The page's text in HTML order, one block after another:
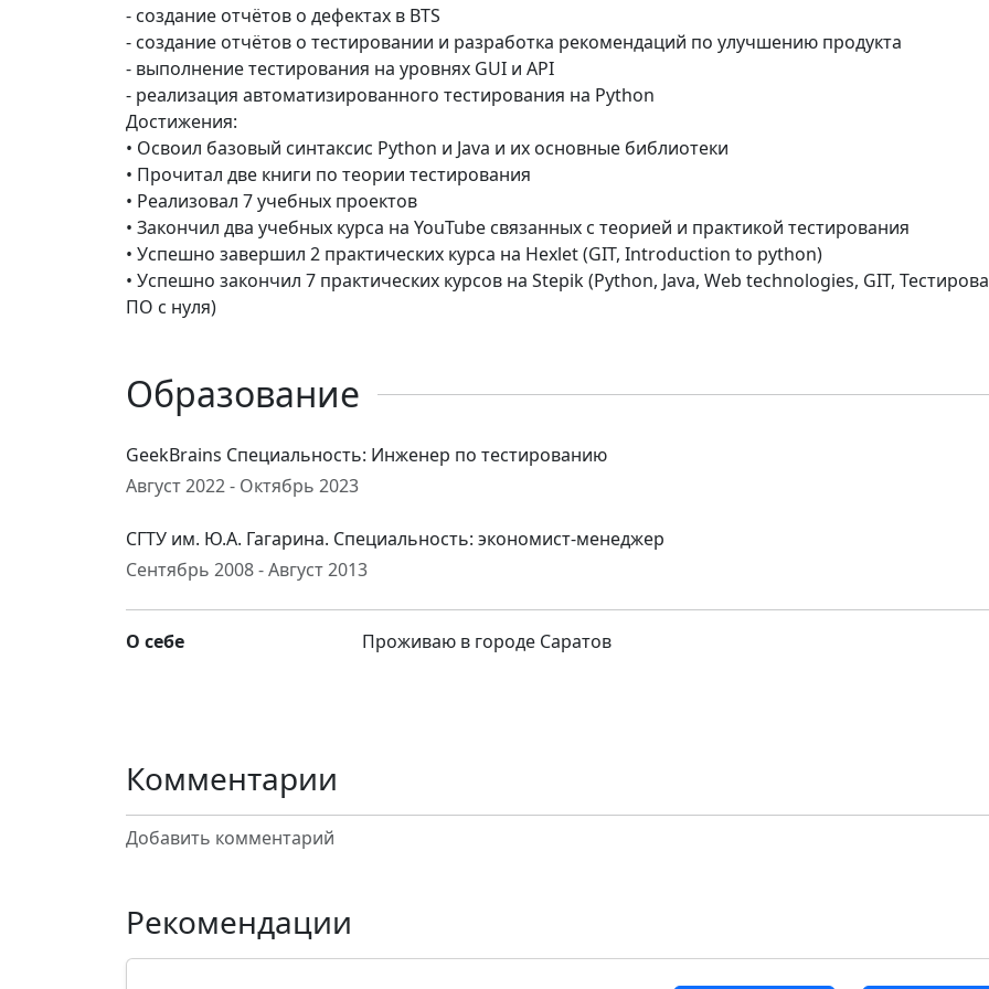
- создание отчётов о дефектах в BTS
- создание отчётов о тестировании и разработка рекомендаций по улучшению продукта
- выполнение тестирования на уровнях GUI и API
- реализация автоматизированного тестирования на Python
Достижения:
• Освоил базовый синтаксис Python и Java и их основные библиотеки
• Прочитал две книги по теории тестирования
• Реализовал 7 учебных проектов
• Закончил два учебных курса на YouTube связанных с теорией и практикой тестирования
• Успешно завершил 2 практических курса на Hexlet (GIT, Introduction to python)
• Успешно закончил 7 практических курсов на Stepik (Python, Java, Web technologies, GIT,
ПО с нуля)
Образование
GeekBrains Специальность: Инженер по тестированию
Август 2022 - Октябрь 2023
СГТУ им. Ю.А. Гагарина. Специальность: экономист-менеджер
Сентябрь 2008 - Август 2013
О себе Проживаю в городе Саратов
Комментарии
Добавить комментарий
Рекомендации